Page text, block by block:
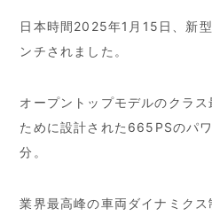
日本時間2025年1月15日、新
ンチされました。
オープントップモデルのクラ
ために設計された665PSのパ
分。
業界最高峰の車両ダイナミク